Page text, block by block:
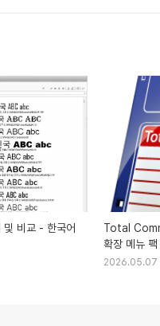
비교 - 한국어
Total
확장 메뉴 팩
2026.05.07